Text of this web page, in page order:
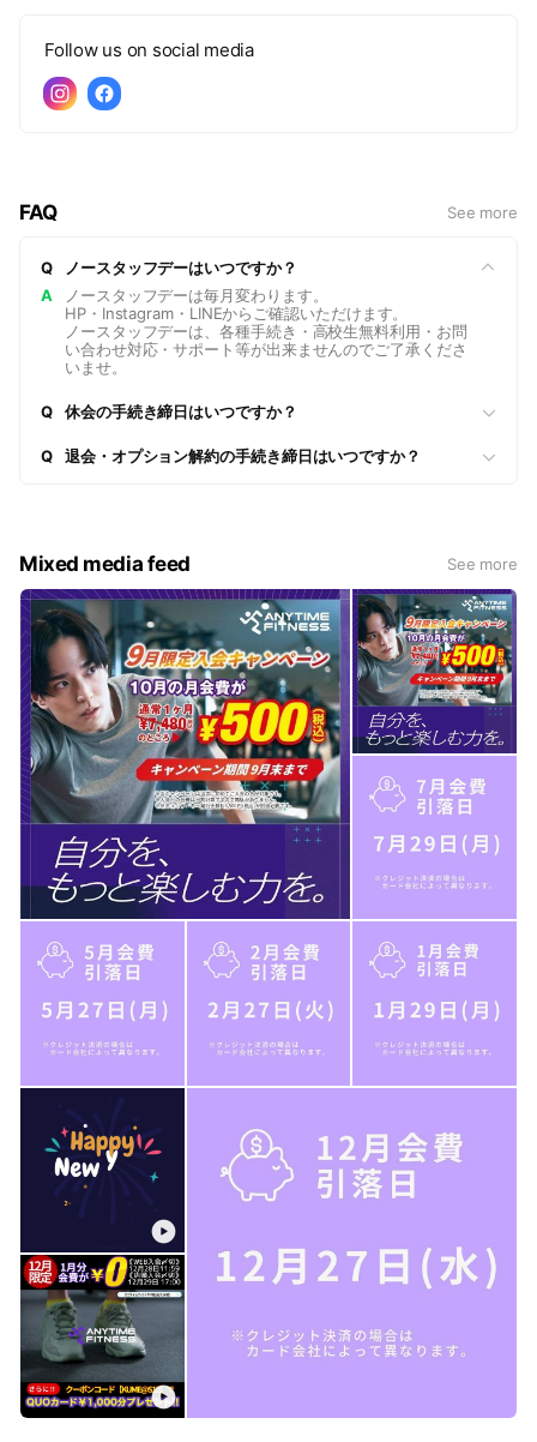
Follow us on social media
FAQ See more
Q
ノースタッフデーはいつですか？
A
ノースタッフデーは毎月変わります。
HP・Instagram・LINEからご確認いただけます。
ノースタッフデーは、各種手続き・高校生無料利用・お問
い合わせ対応・サポート等が出来ませんのでご了承くださ
いませ。
Q 休会の手続き締日はいつですか？
Q 退会・オプション解約の手続き締日はいつですか？
Mixed media feed See more